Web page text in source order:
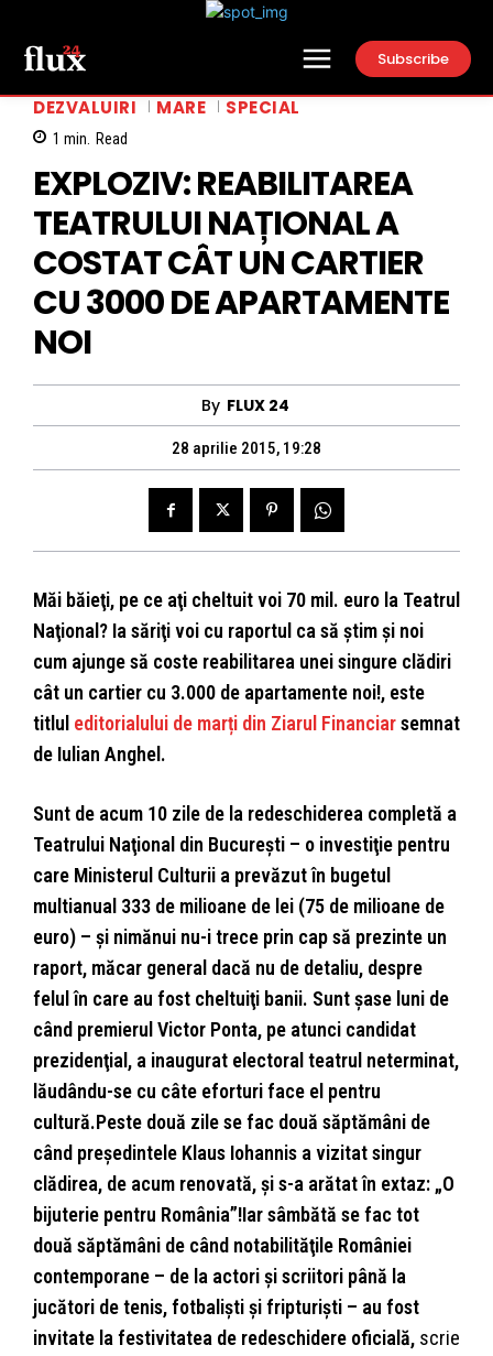
Subscribe
DEZVALUIRI MARE SPECIAL
1 min. Read
EXPLOZIV: REABILITAREA
TEATRULUI NAȚIONAL A
COSTAT CÂT UN CARTIER
CU 3000 DE APARTAMENTE
NOI
By FLUX 24
28 aprilie 2015, 19:28
Măi băieţi, pe ce aţi cheltuit voi 70 mil. euro la Teatrul
Naţional? Ia săriţi voi cu raportul ca să ştim şi noi
cum ajunge să coste reabilitarea unei singure clădiri
cât un cartier cu 3.000 de apartamente noi!, este
titlul editorialului de marți din Ziarul Financiarsemnat
de Iulian Anghel.
Sunt de acum 10 zile de la redeschiderea completă a
Teatrului Naţional din Bucureşti – o investiţie pentru
care Ministerul Culturii a prevăzut în bugetul
multianual 333 de milioane de lei (75 de milioane de
euro) – şi nimănui nu-i trece prin cap să prezinte un
raport, măcar general dacă nu de detaliu, despre
felul în care au fost cheltuiţi banii. Sunt şase luni de
când premierul Victor Ponta, pe atunci candidat
prezidenţial, a inaugurat electoral teatrul neterminat,
lăudându-se cu câte eforturi face el pentru
cultură.Peste două zile se fac două săptămâni de
când preşedintele Klaus Iohannis a vizitat singur
clădirea, de acum renovată, şi s-a arătat în extaz: „O
bijuterie pentru România”!Iar sâmbătă se fac tot
două săptămâni de când notabilităţile României
contemporane – de la actori şi scriitori până la
jucători de tenis, fotbalişti şi fripturişti – au fost
invitate la festivitatea de redeschidere oficială, scrie